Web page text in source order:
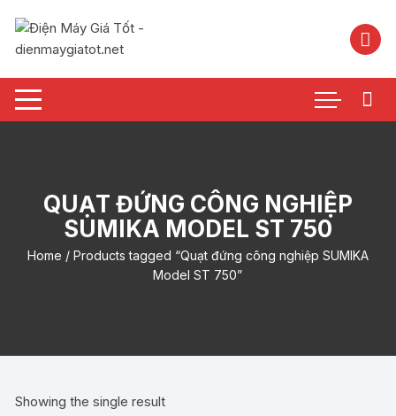
nội
QUẠT ĐỨNG CÔNG NGHIỆP
SUMIKA MODEL ST 750
Home / Products tagged “Quạt đứng công nghiệp SUMIKA
Model ST 750”
Showing the single result